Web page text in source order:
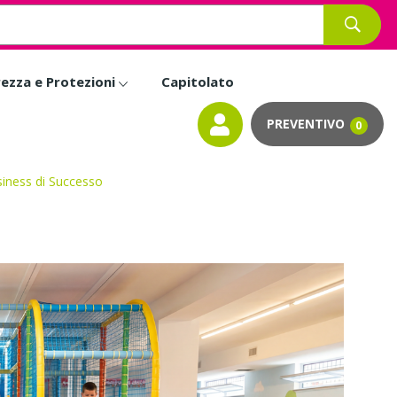
e Protezioni Capitolato
0
di Successo